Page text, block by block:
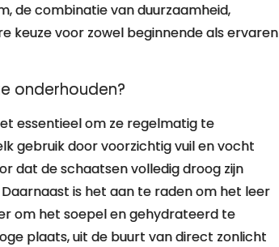
de combinatie van duurzaamheid,
keuze voor zowel beginnende als ervaren
onderhouden?
essentieel om ze regelmatig te
gebruik door voorzichtig vuil en vocht
dat de schaatsen volledig droog zijn
is het aan te raden om het leer
om het soepel en gehydrateerd te
plaats, uit de buurt van direct zonlicht